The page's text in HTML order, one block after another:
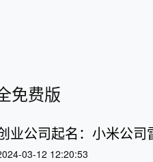
免费版
业公司起名：小米公司
03-12 12:20:53